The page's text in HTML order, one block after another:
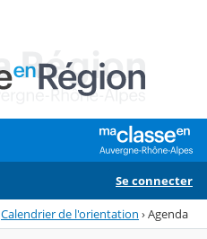
Se connecter
Calendrier de l'orientation ›Agenda